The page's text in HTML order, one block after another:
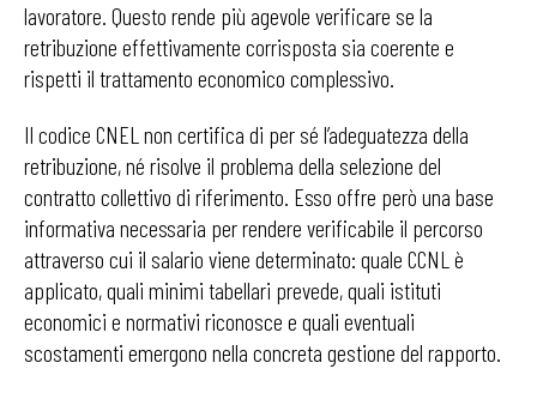
lavoratore. Questo rende più agevole verificare se la
retribuzione effettivamente corrisposta sia coerente e
rispetti il trattamento economico complessivo.
Il codice CNEL non certifica di per sé l’adeguatezza della
retribuzione, né risolve il problema della selezione del
contratto collettivo di riferimento. Esso offre però una base
informativa necessaria per rendere verificabile il percorso
attraverso cui il salario viene determinato: quale CCNL è
applicato, quali minimi tabellari prevede, quali istituti
economici e normativi riconosce e quali eventuali
scostamenti emergono nella concreta gestione del rapporto.